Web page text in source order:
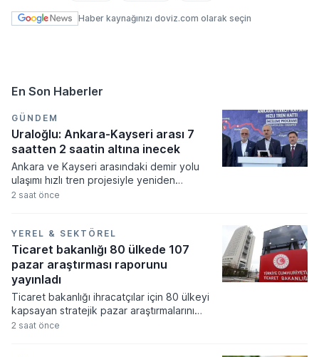
Haber kaynağınızı doviz.com olarak seçin
En Son Haberler
GÜNDEM
Uraloğlu: Ankara-Kayseri arası 7
saatten 2 saatin altına inecek
Ankara ve Kayseri arasındaki demir yolu
ulaşımı hızlı tren projesiyle yeniden
şekillenirken yolculuk süresinde devrim
çalışmalar sonucunda mevcut durumda 7
saati bulan seyahat süresinin 1 saat 45
dakikaya inmesi hedefleniyor.
2 saat önce
YEREL & SEKTÖREL
Ticaret bakanlığı 80 ülkede 107
pazar araştırması raporunu
yayınladı
Ticaret bakanlığı ihracatçılar için 80 ülkeyi
kapsayan stratejik pazar araştırmalarını
tamamladı. Ticaret müşavirleri tarafından
2 saat önce